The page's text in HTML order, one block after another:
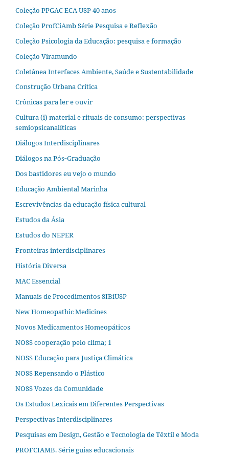
Coleção PPGAC ECA USP 40 anos
Coleção ProfCiAmb Série Pesquisa e Reflexão
Coleção Psicologia da Educação: pesquisa e formação
Coleção Viramundo
Coletânea Interfaces Ambiente, Saúde e Sustentabilidade
Construção Urbana Crítica
Crônicas para ler e ouvir
Cultura (i) material e rituais de consumo: perspectivas
semiopsicanalíticas
Diálogos Interdisciplinares
Diálogos na Pós‐Graduação
Dos bastidores eu vejo o mundo
Educação Ambiental Marinha
Escrevivências da educação física cultural
Estudos da Ásia​
Estudos do NEPER
Fronteiras interdisciplinares
História Diversa
MAC Essencial
Manuais de Procedimentos SIBiUSP
New Homeopathic Medicines
Novos Medicamentos Homeopáticos
NOSS cooperação pelo clima; 1
NOSS Educação para Justiça Climática
NOSS Repensando o Plástico
NOSS Vozes da Comunidade
Os Estudos Lexicais em Diferentes Perspectivas
Perspectivas Interdisciplinares
Pesquisas em Design, Gestão e Tecnologia de Têxtil e Moda
PROFCIAMB. Série guias educacionais